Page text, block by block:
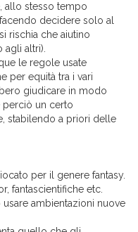
allo stesso tempo
decidere solo al
rischia che aiutino
altri).
le regole usate
per equità tra i vari
giudicare in modo
perciò un certo
stabilendo a priori delle
per il genere fantasy.
fantascientifiche etc.
ambientazioni nuove